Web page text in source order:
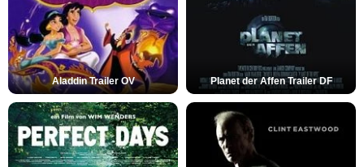
Aladdin Trailer OV Planet der Affen Trailer DF